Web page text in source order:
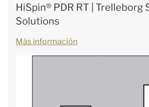
HiSpin® PDR RT | Trelleborg
Solutions
Más información